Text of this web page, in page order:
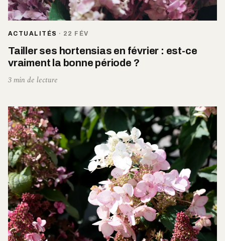
ACTUALITÉS · 22 FÉV
Tailler ses hortensias en février : est-ce
vraiment la bonne période ?
3 min de lecture